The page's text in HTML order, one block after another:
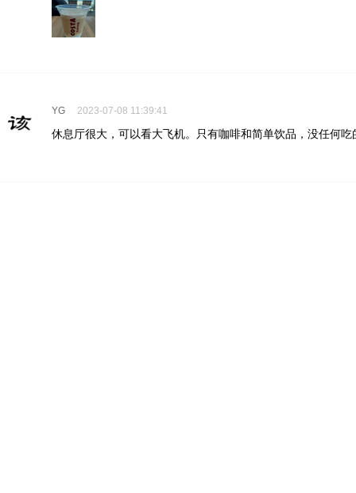
YG 2023-07-08 11:39:41
休息厅很大，可以看大飞机。只有咖啡和简单饮品，没任何